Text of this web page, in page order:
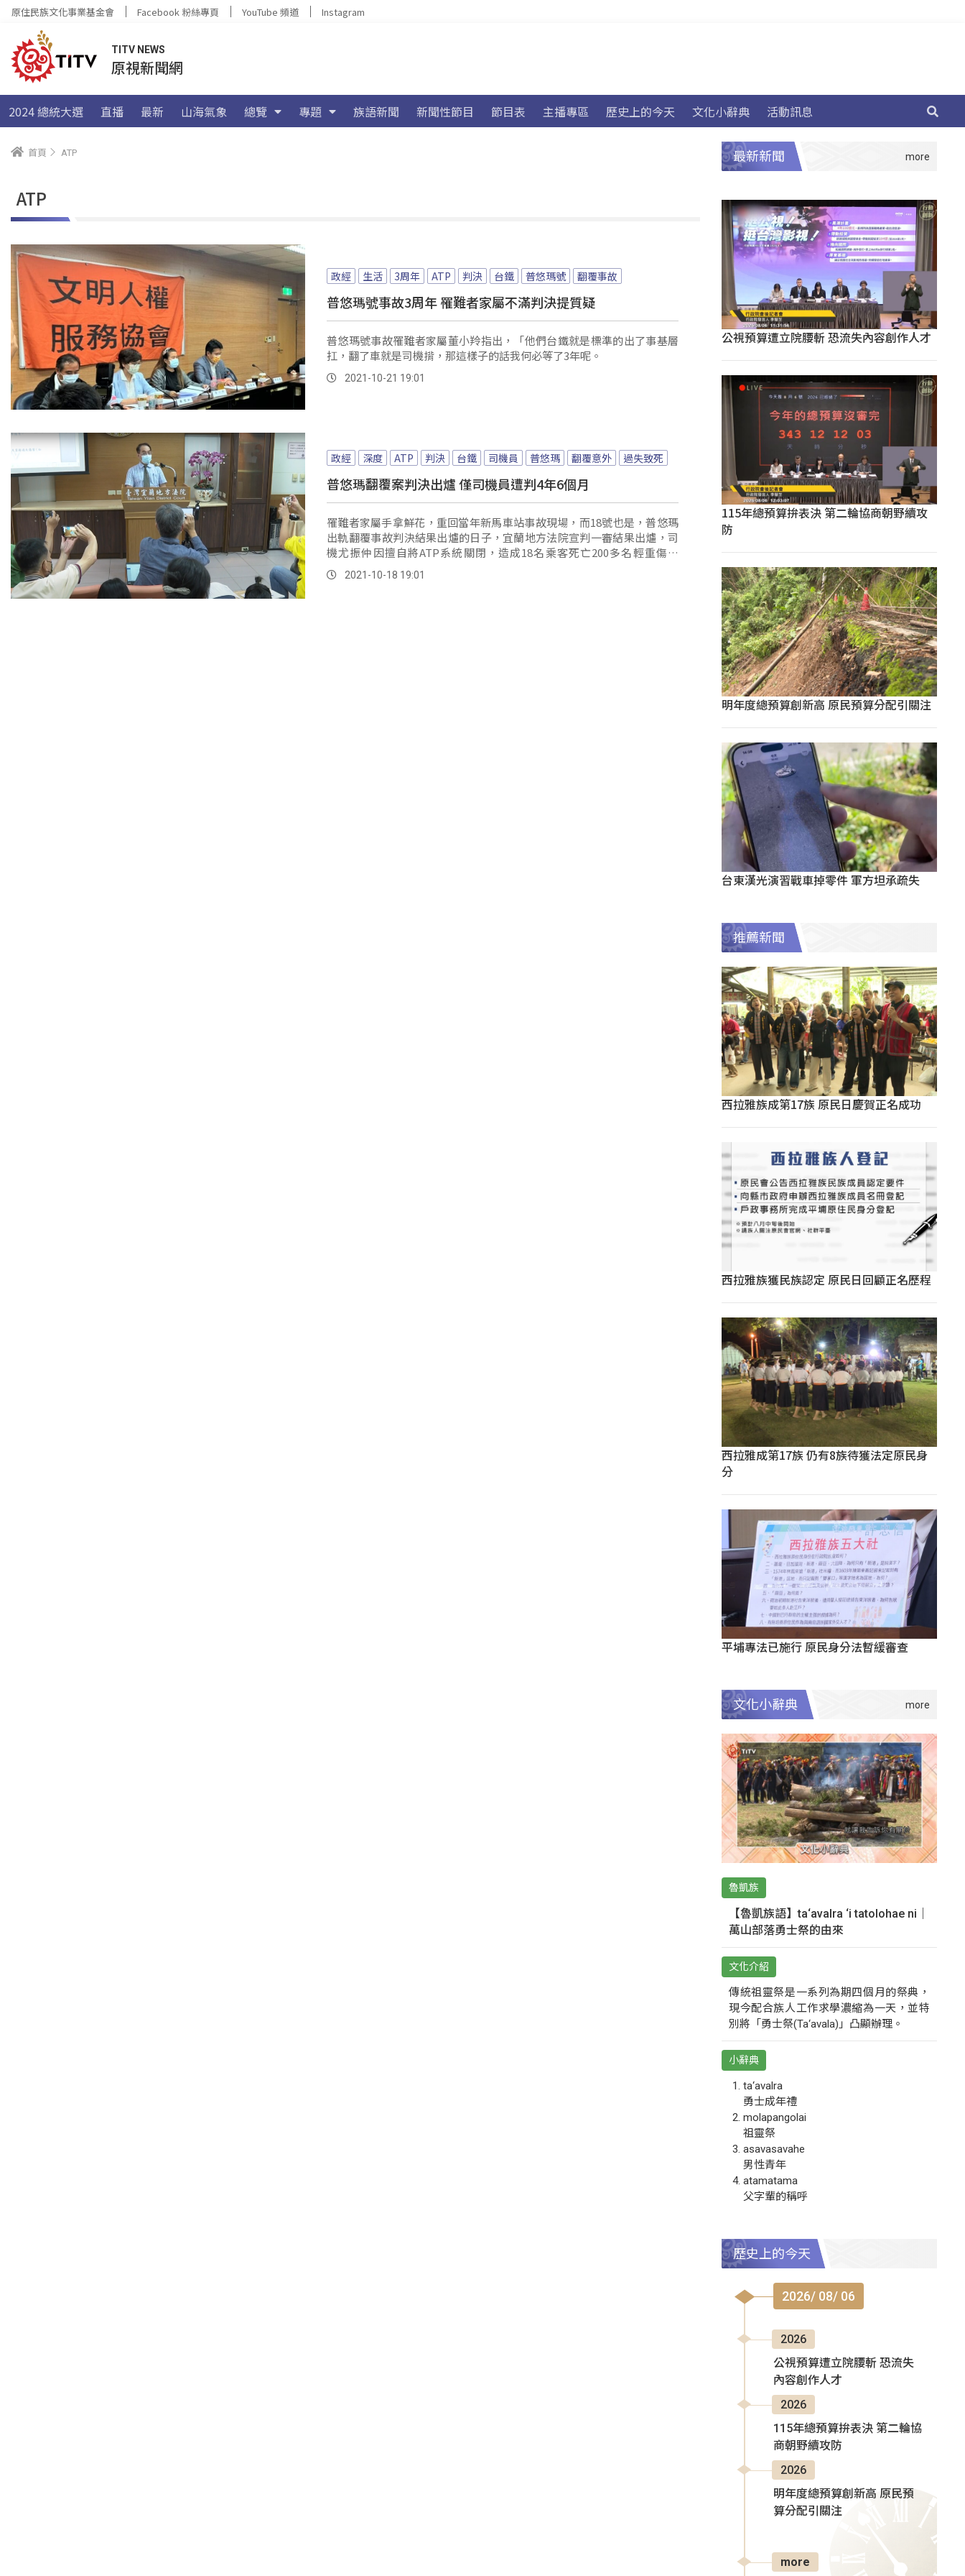
原住民族文化事業基金會 Facebook 粉絲專頁 YouTube 頻道 Instagram
TITV NEWS
原視新聞網
2024 總統大選 直播 最新 山海氣象 總覽 專題 族語新聞 新聞性節目 節目表 主播專區 歷史上的今天 文化小辭典 活動訊息
首頁 ATP
ATP
政經 生活 3周年 ATP 判決 台鐵 普悠瑪號 翻覆事故
普悠瑪號事故3周年 罹難者家屬不滿判決提質疑
普悠瑪號事故罹難者家屬董小羚指出，「他們台鐵就是標準的出了事基層
扛，翻了車就是司機揹，那這樣子的話我何必等了3年呢。
2021-10-21 19:01
政經 深度 ATP 判決 台鐵 司機員 普悠瑪 翻覆意外 過失致死
普悠瑪翻覆案判決出爐 僅司機員遭判4年6個月
罹難者家屬手拿鮮花，重回當年新馬車站事故現場，而18號也是，普悠瑪
出軌翻覆事故判決結果出爐的日子，宜蘭地方法院宣判一審結果出爐，司
機尤振仲因擅自將ATP系統關閉，造成18名乘客死亡200多名輕重傷，
判...。2021-10-18 19:01
最新新聞
公視預算遭立院腰斬 恐流失內容創作人才
115年總預算拚表決 第二輪協商朝野續攻
防
明年度總預算創新高 原民預算分配引關注
台東漢光演習戰車掉零件 軍方坦承疏失
推薦新聞
西拉雅族成第17族 原民日慶賀正名成功
西拉雅族獲民族認定 原民日回顧正名歷程
西拉雅成第17族 仍有8族待獲法定原民身
分
平埔專法已施行 原民身分法暫緩審查
文化小辭典
魯凱族
【魯凱族語】ta‘avalra ‘i tatolohae ni｜
萬山部落勇士祭的由來
文化介紹
傳統祖靈祭是一系列為期四個月的祭典，
現今配合族人工作求學濃縮為一天，並特
別將「勇士祭(Ta‘avala)」凸顯辦理。
小辭典
ta‘avalra
勇士成年禮
molapangolai
祖靈祭
asavasavahe
男性青年
atamatama
父字輩的稱呼
歷史上的今天
2026/ 08/ 06
2026
公視預算遭立院腰斬 恐流失
內容創作人才
2026
115年總預算拚表決 第二輪協
商朝野續攻防
2026
明年度總預算創新高 原民預
算分配引關注
more